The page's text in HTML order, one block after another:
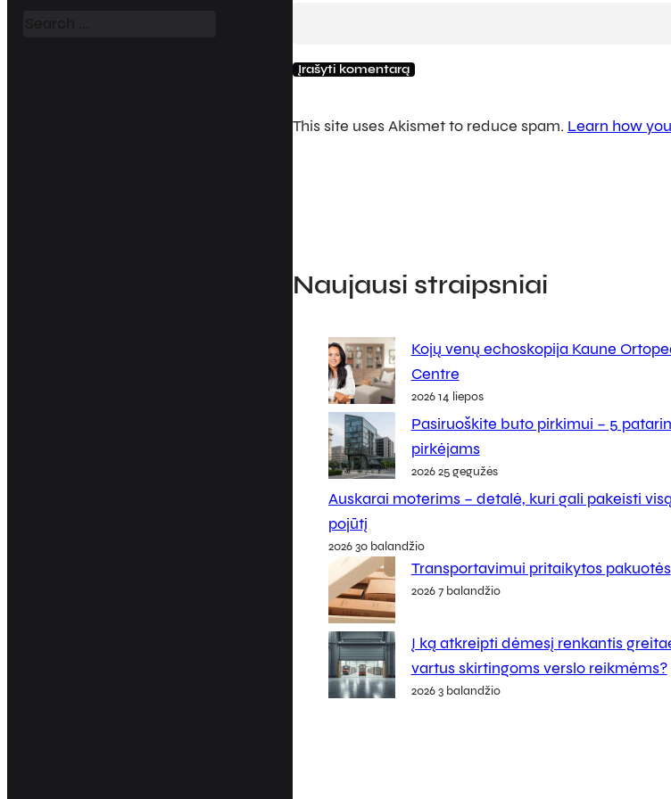
This site uses Akismet to reduce spam. Learn how
Naujausi straipsniai
Kojų venų echoskopija Kaune
Centre
2026 14 liepos
Pasiruoškite buto pirkimui – 5
pirkėjams
2026 25 gegužės
Auskarai moterims – detalė, kuri gali pakeisti
pojūtį
2026 30 balandžio
Transportavimui pritaikytos pakuotės
2026 7 balandžio
Į ką atkreipti dėmesį renkantis
vartus skirtingoms verslo reikmėms?
2026 3 balandžio